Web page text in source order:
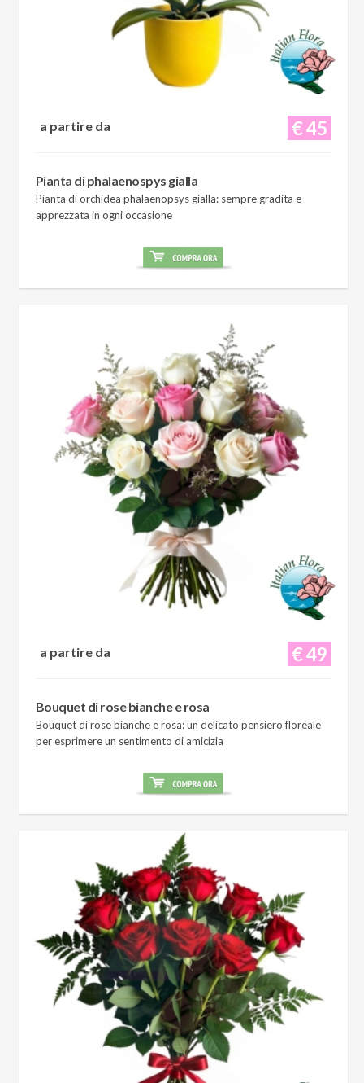
€ 45
a partire da
Pianta di phalaenospys gialla
Pianta di orchidea phalaenopsys gialla: sempre gradita e
apprezzata in ogni occasione
€ 49
a partire da
Bouquet di rose bianche e rosa
Bouquet di rose bianche e rosa: un delicato pensiero floreale
per esprimere un sentimento di amicizia